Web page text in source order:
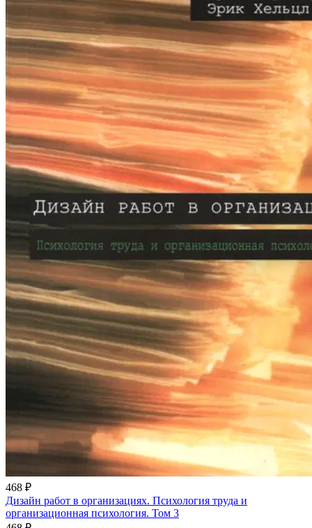
468 ₽
Дизайн работ в организациях. Психология труда и
организационная психология. Том 3